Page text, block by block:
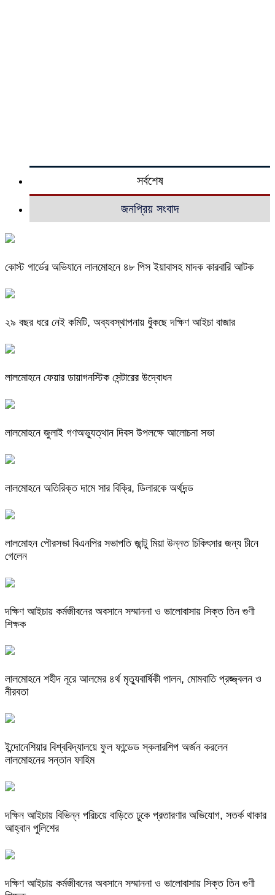
সর্বশেষ
জনপ্রিয় সংবাদ
কোস্ট গার্ডের অভিযানে লালমোহনে ৪৮ পিস ইয়াবাসহ মাদক কারবারি আটক
২৯ বছর ধরে নেই কমিটি, অব্যবস্থাপনায় ধুঁকছে দক্ষিণ আইচা বাজার
লালমোহনে ফেয়ার ডায়াগনস্টিক সেন্টারের উদ্বোধন
লালমোহনে জুলাই গণঅভ্যুত্থান দিবস উপলক্ষে আলোচনা সভা
লালমোহনে অতিরিক্ত দামে সার বিক্রি, ডিলারকে অর্থদন্ড
লালমোহন পৌরসভা বিএনপির সভাপতি জান্টু মিয়া উন্নত চিকিৎসার জন্য চীনে
গেলেন
দক্ষিণ আইচায় কর্মজীবনের অবসানে সম্মাননা ও ভালোবাসায় সিক্ত তিন গুণী
শিক্ষক
লালমোহনে শহীদ নূরে আলমের ৪র্থ মৃত্যুবার্ষিকী পালন, মোমবাতি প্রজ্জ্বলন ও
নীরবতা
ইন্দোনেশিয়ার বিশ্ববিদ্যালয়ে ফুল ফান্ডেড স্কলারশিপ অর্জন করলেন
লালমোহনের সন্তান ফাহিম
দক্ষিন আইচায় ‎বিভিন্ন পরিচয়ে বাড়িতে ঢুকে প্রতারণার অভিযোগ, সতর্ক থাকার
আহ্বান পুলিশের
দক্ষিণ আইচায় কর্মজীবনের অবসানে সম্মাননা ও ভালোবাসায় সিক্ত তিন গুণী